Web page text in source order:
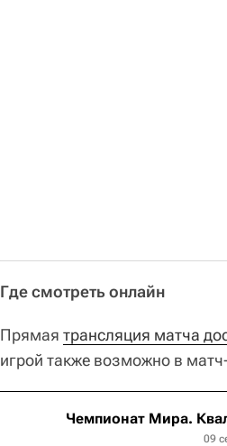
Где смотреть онлайн
Прямая трансляция матча
игрой также возможно в
Чемпионат Мира.
09